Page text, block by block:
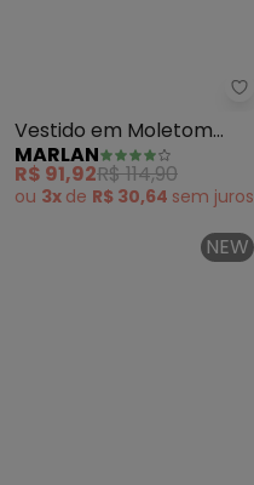
Vestido em Moletom
com Tela Esportiva
(Rosa)
MARLAN
R$ 91,92R$ 114,90
ou 3x de R$ 30,64 semjuros
NEW